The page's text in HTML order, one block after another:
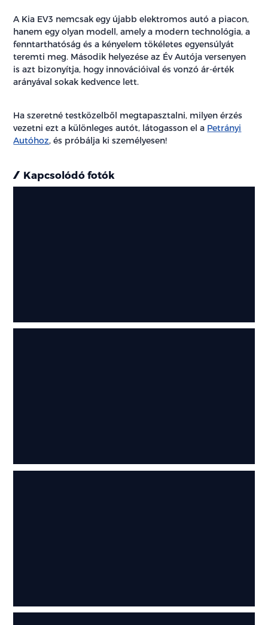
A Kia EV3 nemcsak egy újabb elektromos autó a piacon,
hanem egy olyan modell, amely a modern technológia, a
fenntarthatóság és a kényelem tökéletes egyensúlyát
teremti meg. Második helyezése az Év Autója versenyen
is azt bizonyítja, hogy innovációival és vonzó ár-érték
arányával sokak kedvence lett.
Ha szeretné testközelből megtapasztalni, milyen érzés
vezetni ezt a különleges autót, látogasson el a Petrányi
Autóhoz, és próbálja ki személyesen!
Kapcsolódó fotók